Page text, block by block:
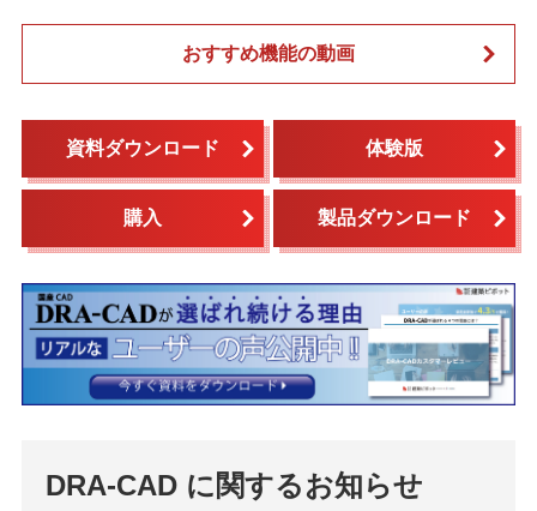
おすすめ機能の動画
資料ダウンロード 体験版
購入 製品ダウンロード
DRA-CAD に関するお知らせ